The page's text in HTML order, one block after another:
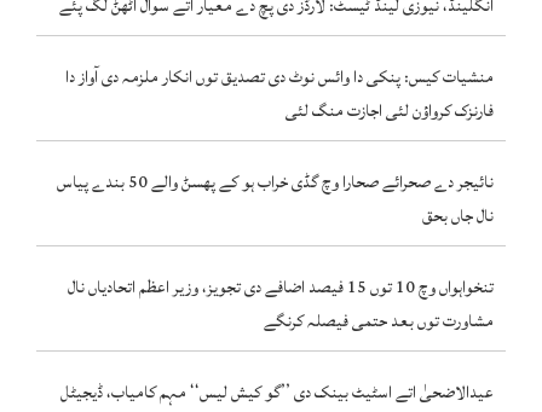
منشیات کیس: پنکی دا وائس نوٹ دی تصدیق توں انکار ملزمہ دی آواز دا
فارنزک کرواؤن لئی اجازت منگ لئی
نائیجر دے صحرائے صحارا وچ گڈی خراب ہو کے پھسݨ والے 50 بندے پیاس
نال جاں بحق
تنخواہواں وچ 10 توں 15 فیصد اضافے دی تجویز، وزیر اعظم اتحادیاں نال
مشاورت توں بعد حتمی فیصلہ کرنگے
عیدالاضحیٰ اتے اسٹیٹ بینک دی ’’گو کیش لیس‘‘ مہم کامیاب، ڈیجیٹل